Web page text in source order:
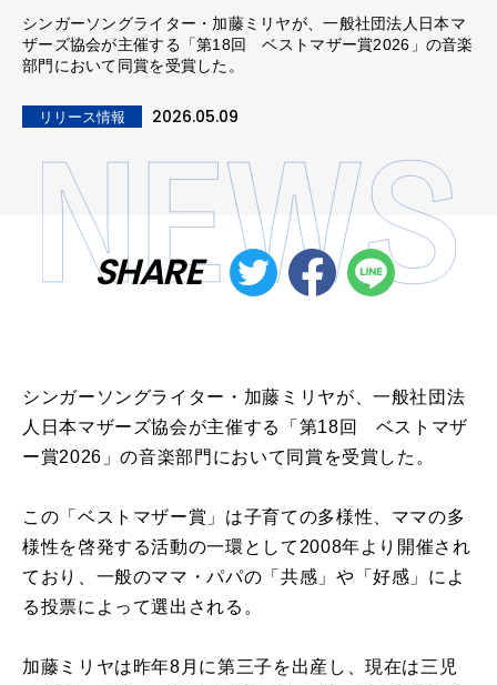
シンガーソングライター・加藤ミリヤが、一般社団法人日本マ
ザーズ協会が主催する「第18回 ベストマザー賞2026」の音楽
部門において同賞を受賞した。
リリース情報 2026.05.09
SHARE
シンガーソングライター・加藤ミリヤが、一般社団法
人日本マザーズ協会が主催する「第18回 ベストマザ
ー賞2026」の音楽部門において同賞を受賞した。
この「ベストマザー賞」は子育ての多様性、ママの多
様性を啓発する活動の一環として2008年より開催され
ており、一般のママ・パパの「共感」や「好感」によ
る投票によって選出される。
加藤ミリヤは昨年8月に第三子を出産し、現在は三児